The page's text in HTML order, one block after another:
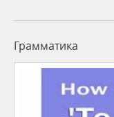
Грамматика